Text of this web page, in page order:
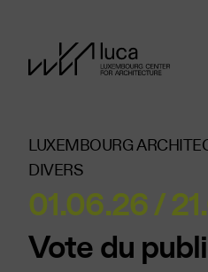
LUXEMBOURG
DIVERS
01.06.26 /
Vote du